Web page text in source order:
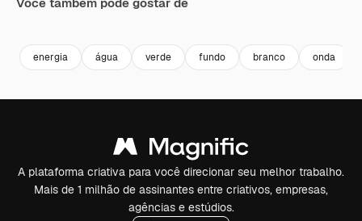
energia água verde fundo branco onda
A plataforma criativa para você direcionar seu melhor trabalho.
Mais de 1 milhão de assinantes entre criativos, empresas,
agências e estúdios.